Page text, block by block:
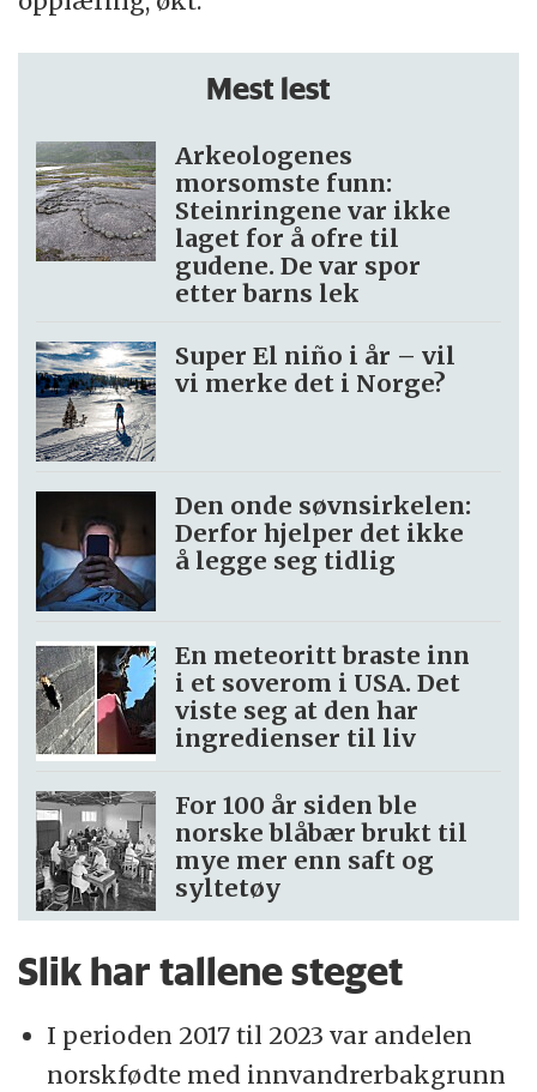
Mest lest
Arkeologenes
morsomste funn:
Steinringene var ikke
laget for å ofre til
gudene. De var spor
etter barns lek
Super El niño i år – vil
vi merke det i Norge?
Den onde søvnsirkelen:
Derfor hjelper det ikke
å legge seg tidlig
En meteoritt braste inn
i et soverom i USA. Det
viste seg at den har
ingredienser til liv
For 100 år siden ble
norske blåbær brukt til
mye mer enn saft og
syltetøy
Slik har tallene steget
I perioden 2017 til 2023 var andelen
norskfødte med innvandrerbakgrunn